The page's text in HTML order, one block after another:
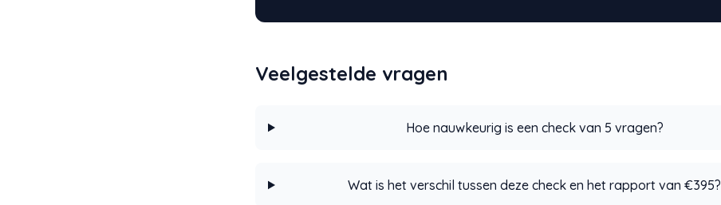
Veelgestelde vragen
Hoe nauwkeurig is een check van 5 vragen?
Wat is het verschil tussen deze check en het rapport van €395?